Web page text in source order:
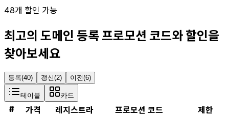
48개 할인 가능
최고의 도메인 등록 프로모션 코드와 할인을
찾아보세요
등록(40) 갱신(2) 이전(6)
테이블 카드
# 가격 레지스트라 프로모션 코드
제한